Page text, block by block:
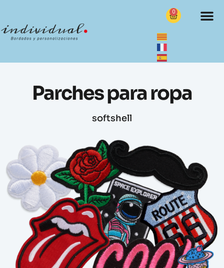
0
Parches para ropa
softshell